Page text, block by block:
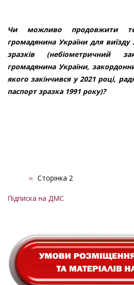
Чи можливо продовжити
громадянина України для виїзду
зразків (небіометричний
громадянина України,
якого закінчився у 2021 році,
паспорт зразка 1991 року)?
Розбивка
сторінки
Попередня
‹‹ Сторінка 2
Підписка на ДМС